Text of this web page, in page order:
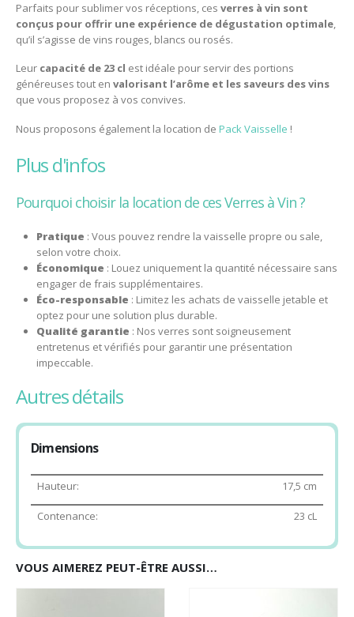
Parfaits pour sublimer vos réceptions, ces verres à vin sont
conçus pour offrir une expérience de dégustation optimale,
qu’il s’agisse de vins rouges, blancs ou rosés.
Leur capacité de 23 cl est idéale pour servir des portions
généreuses tout en valorisant l’arôme et les saveurs des vins
que vous proposez à vos convives.
Nous proposons également la location de Pack Vaisselle !
plus d'infos
Pourquoi choisir la location de ces Verres à Vin ?
Pratique : Vous pouvez rendre la vaisselle propre ou sale,
selon votre choix.
Économique : Louez uniquement la quantité nécessaire sans
engager de frais supplémentaires.
Éco-responsable : Limitez les achats de vaisselle jetable et
optez pour une solution plus durable.
Qualité garantie : Nos verres sont soigneusement
entretenus et vérifiés pour garantir une présentation
impeccable.
autres détails
Dimensions
Hauteur: 17,5 cm
Contenance: 23 cL
VOUS AIMEREZ PEUT-ÊTRE AUSSI…